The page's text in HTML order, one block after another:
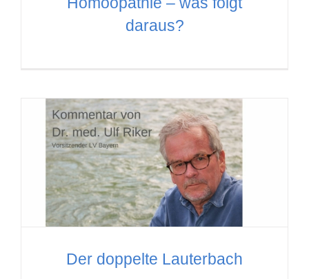
daraus?
Der doppelte Lauterbach